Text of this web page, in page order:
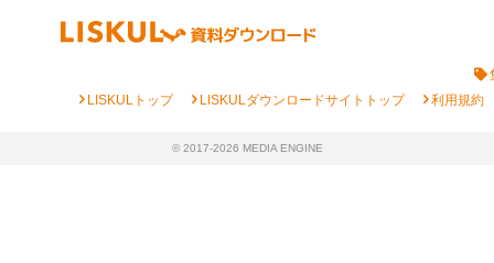
chevron_rightLISKULトップ chevron_rightLISKULダウンロードサイトトップ chevron_right利用規約
© 2017-2026 MEDIA ENGINE